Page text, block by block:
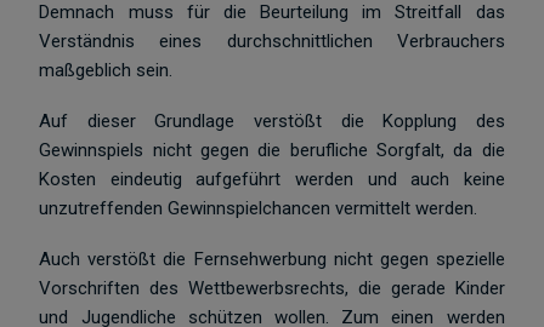
Demnach muss für die Beurteilung im Streitfall das
Verständnis eines durchschnittlichen Verbrauchers
maßgeblich sein.
Auf dieser Grundlage verstößt die Kopplung des
Gewinnspiels nicht gegen die berufliche Sorgfalt, da die
Kosten eindeutig aufgeführt werden und auch keine
unzutreffenden Gewinnspielchancen vermittelt werden.
Auch verstößt die Fernsehwerbung nicht gegen spezielle
Vorschriften des Wettbewerbsrechts, die gerade Kinder
und Jugendliche schützen wollen. Zum einen werden